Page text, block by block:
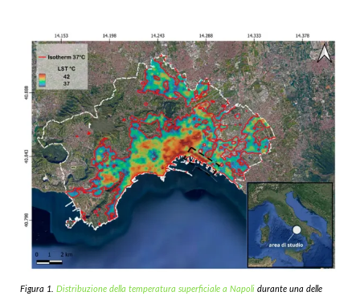
Figura 1. Distribuzione della temperatura superficiale a Napoli durante una delle